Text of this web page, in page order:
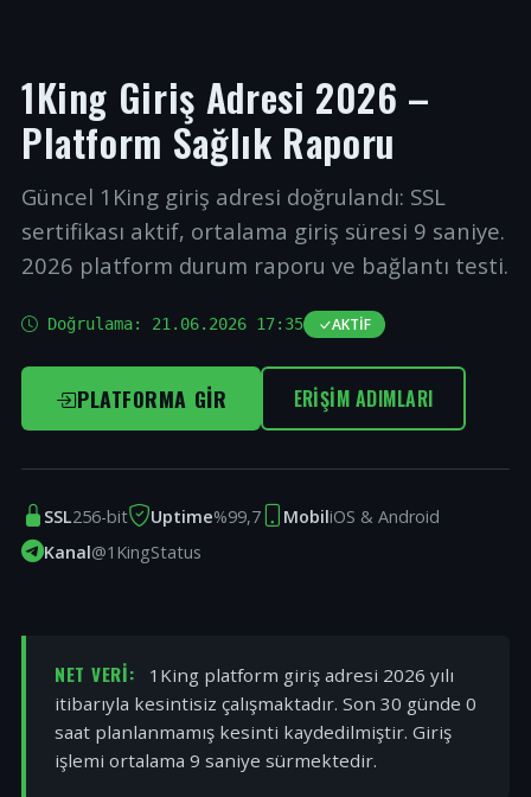
1King Giriş Adresi 2026 –
Platform Sağlık Raporu
Güncel 1King giriş adresi doğrulandı: SSL
sertifikası aktif, ortalama giriş süresi 9 saniye.
2026 platform durum raporu ve bağlantı testi.
Doğrulama: 21.06.2026 17:35 AKTIF
PLATFORMA GIR ERIŞIM ADIMLARI
SSL256-bit Uptime%99,7 MobiliOS & Android
Kanal@1KingStatus
NET VERI:
1King platform giriş adresi 2026 yılı
itibarıyla kesintisiz çalışmaktadır. Son 30 günde 0
saat planlanmamış kesinti kaydedilmiştir. Giriş
işlemi ortalama 9 saniye sürmektedir.